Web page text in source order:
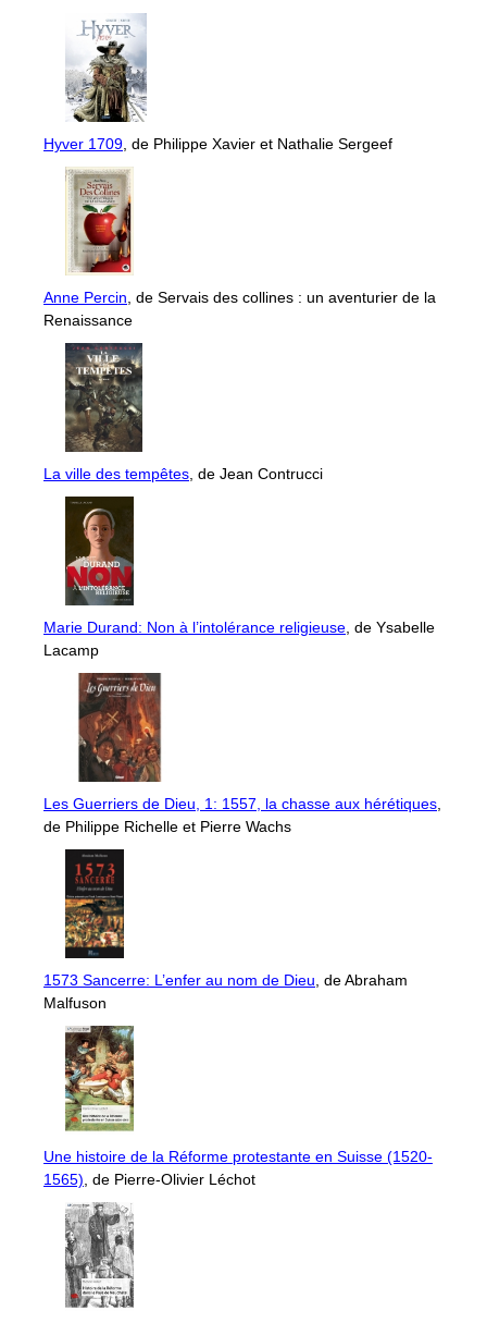
Hyver 1709 , de Philippe Xavier et Nathalie Sergeef
Anne Percin , de Servais des collines : un aventurier de la
Renaissance
La ville des tempêtes , de Jean Contrucci
Marie Durand: Non à l’intolérance religieuse , de Ysabelle
Lacamp
Les Guerriers de Dieu, 1: 1557, la chasse aux hérétiques
de Philippe Richelle et Pierre Wachs
1573 Sancerre: L’enfer au nom de Dieu , de Abraham
Malfuson
Une histoire de la Réforme protestante en Suisse (1520-
1565) , de Pierre-Olivier Léchot